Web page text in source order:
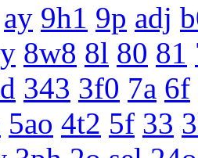
ay 9h1 9p adj
8w8 8l 80 81
343 3f0 7a 6f
5ao 4t2 5f 33